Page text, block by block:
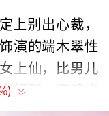
上别出心裁，
演的端木翠性
上仙，比男儿
相怼。官鸿饰
身为启封城的